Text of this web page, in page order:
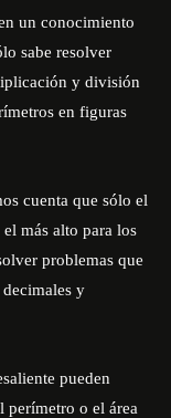
un conocimiento
sabe resolver
y división
en figuras
cuenta que sólo el
más alto para los
problemas que
y
pueden
perímetro o el área